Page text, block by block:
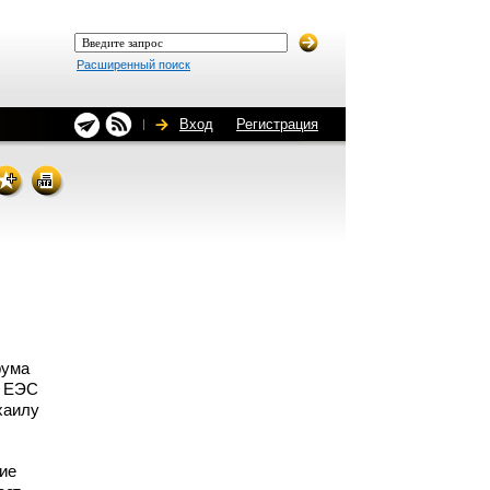
Расширенный поиск
Вход Регистрация
ЕЭС